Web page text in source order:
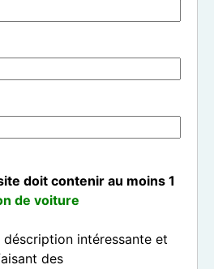
doit contenir au moins 1
de voiture
déscription intéressante et
des